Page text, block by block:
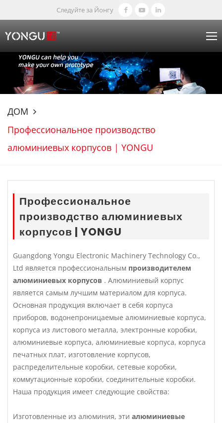
Следуйте за Йонгу
ДОМ
Профессиональное производство
алюминиевых корпусов | YONGU
Профессиональное
производство алюминиевых
корпусов | YONGU
Guangdong Yongu Electronic Machinery Technology Co.,
Ltd является профессиональным производителем
алюминиевых корпусов . Алюминиевый корпус
является самым лучшим материалом для корпуса.
Основная продукция включает в себя корпуса
приборов, водонепроницаемые алюминиевые корпуса,
корпуса из листового металла, электронные коробки,
алюминиевые корпуса, алюминиевые корпуса, корпуса
печатных плат, изготовление корпусов,
распределительные коробки, сетевые коробки,
коммутационные коробки, соединительные коробки.
Наша продукция имеет следующие свойства:
Изготовленные из алюминия, эти алюминиевые